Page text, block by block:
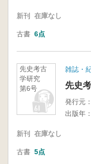
新刊 在庫なし
古書 6点
先史考古
学研究
第6号
雑誌・
先史
発行元：
出版年：
新刊 在庫なし
古書 5点